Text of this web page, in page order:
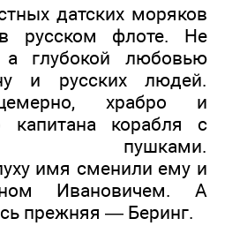
датских моряков
русском флоте. Не
а глубокой любовью
и русских людей.
храбро и
капитана корабля с
пушками.
имя сменили ему и
Ивановичем. А
прежняя — Беринг.